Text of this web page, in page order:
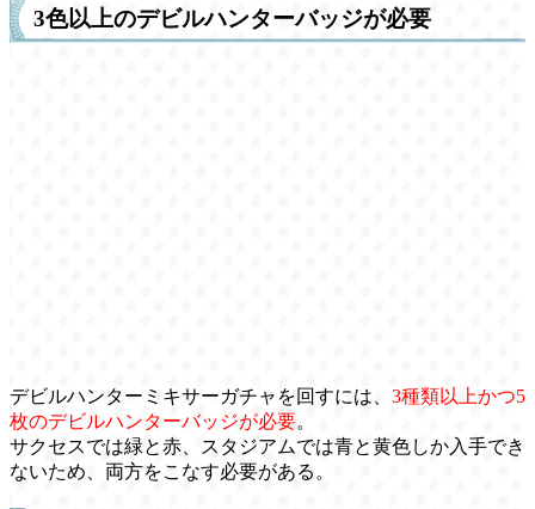
3色以上のデビルハンターバッジが必要
デビルハンターミキサーガチャを回すには、 3種類以上かつ5
枚のデビルハンターバッジが必要。
サクセスでは緑と赤、スタジアムでは青と黄色しか入手でき
ないため、両方をこなす必要がある。